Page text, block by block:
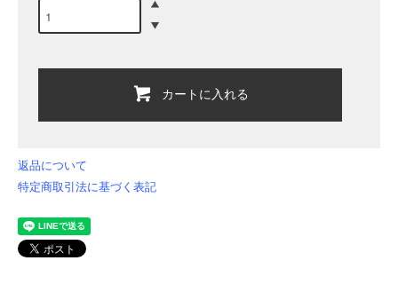
カートに入れる
返品について
特定商取引法に基づく表記